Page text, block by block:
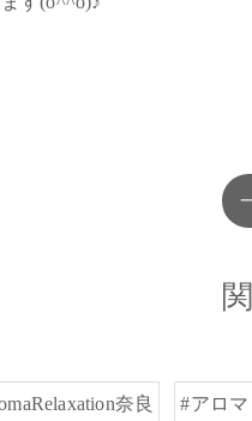
奈良 #アロ